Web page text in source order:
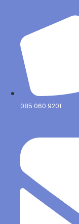
085 060 9201